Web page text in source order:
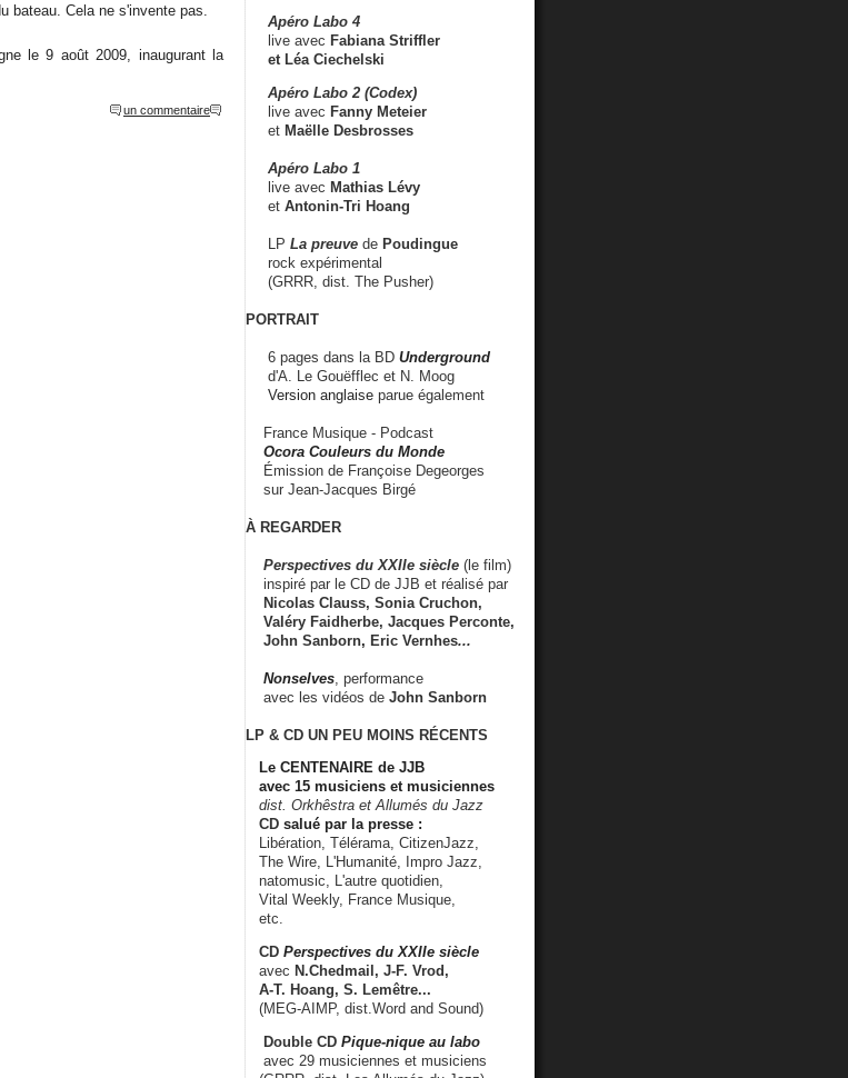
bateau. Cela ne s'invente pas.
le 9 août 2009, inaugurant la
un commentaire
Apéro Labo 4
live avec Fabiana Striffler
et Léa Ciechelski
Apéro Labo 2 (Codex)
live avec Fanny Meteier
et Maëlle Desbrosses
Apéro Labo 1
live avec Mathias Lévy
et Antonin-Tri Hoang
LP La preuve de Poudingue
rock expérimental
(GRRR, dist. The Pusher)
PORTRAIT
6 pages dans la BD Underground
d'A. Le Gouëfflec et N. Moog
Version anglaise parue également
France Musique - Podcast
Ocora Couleurs du Monde
Émission de Françoise Degeorges
sur Jean-Jacques Birgé
À REGARDER
Perspectives du XXIIe siècle (le film)
inspiré par le CD de JJB et réalisé par
Nicolas Clauss, Sonia Cruchon,
Valéry Faidherbe, Jacques Perconte,
John Sanborn, Eric Vernhes...
Nonselves , performance
avec les vidéos de John Sanborn
LP & CD UN PEU MOINS RÉCENTS
Le CENTENAIRE de JJB
avec 15 musiciens et musiciennes
dist. Orkhêstra et Allumés du Jazz
CD salué par la presse :
Libération, Télérama, CitizenJazz,
The Wire, L'Humanité, Impro Jazz,
natomusic, L'autre quotidien,
Vital Weekly, France Musique,
etc.
CD Perspectives du XXIIe siècle
avec N.Chedmail, J-F. Vrod,
A-T. Hoang, S. Lemêtre...
(MEG-AIMP, dist.Word and Sound)
Double CD Pique-nique au labo
avec 29 musiciennes et musiciens